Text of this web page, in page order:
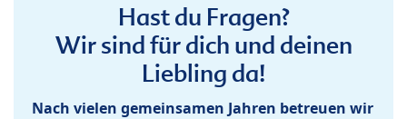
Hast du Fragen?
Wir sind für dich und deinen
Liebling da!
Nach vielen gemeinsamen Jahren betreuen wir